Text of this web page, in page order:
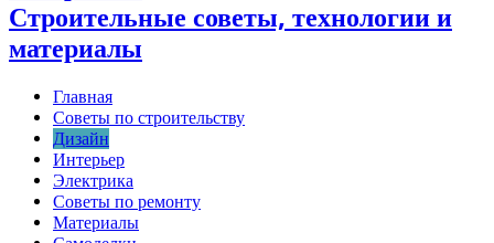
Строительные советы, технологии и
материалы
Главная
Советы по строительству
Дизайн
Интерьер
Электрика
Советы по ремонту
Материалы